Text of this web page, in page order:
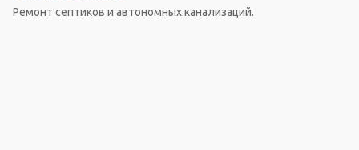
Ремонт септиков и автономных канализаций.